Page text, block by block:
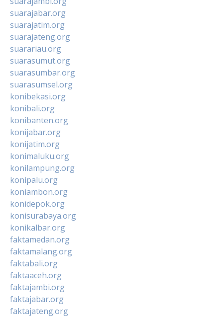
suarajabar.org
suarajatim.org
suarajateng.org
suarariau.org
suarasumut.org
suarasumbar.org
suarasumsel.org
konibekasi.org
konibali.org
konibanten.org
konijabar.org
konijatim.org
konimaluku.org
konilampung.org
konipalu.org
koniambon.org
konidepok.org
konisurabaya.org
konikalbar.org
faktamedan.org
faktamalang.org
faktabali.org
faktaaceh.org
faktajambi.org
faktajabar.org
faktajateng.org